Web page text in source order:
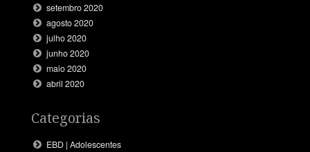
setembro 2020
agosto 2020
julho 2020
junho 2020
maio 2020
abril 2020
Categorias
EBD | Adolescentes